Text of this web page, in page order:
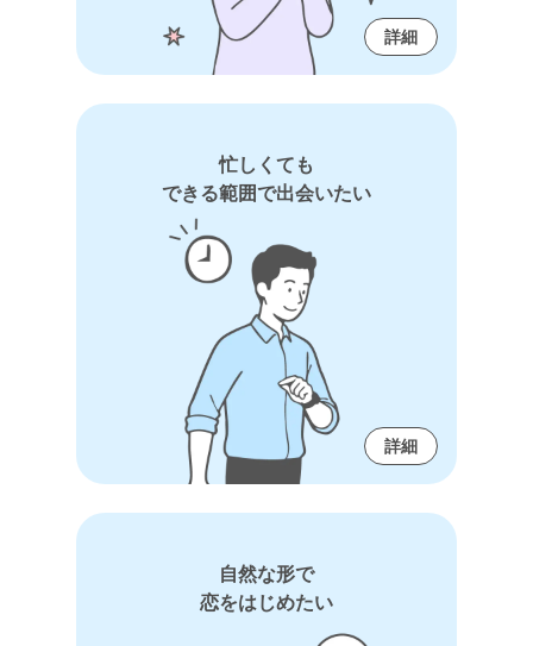
詳細
忙しくても
できる範囲で出会いたい
詳細
自然な形で
恋をはじめたい